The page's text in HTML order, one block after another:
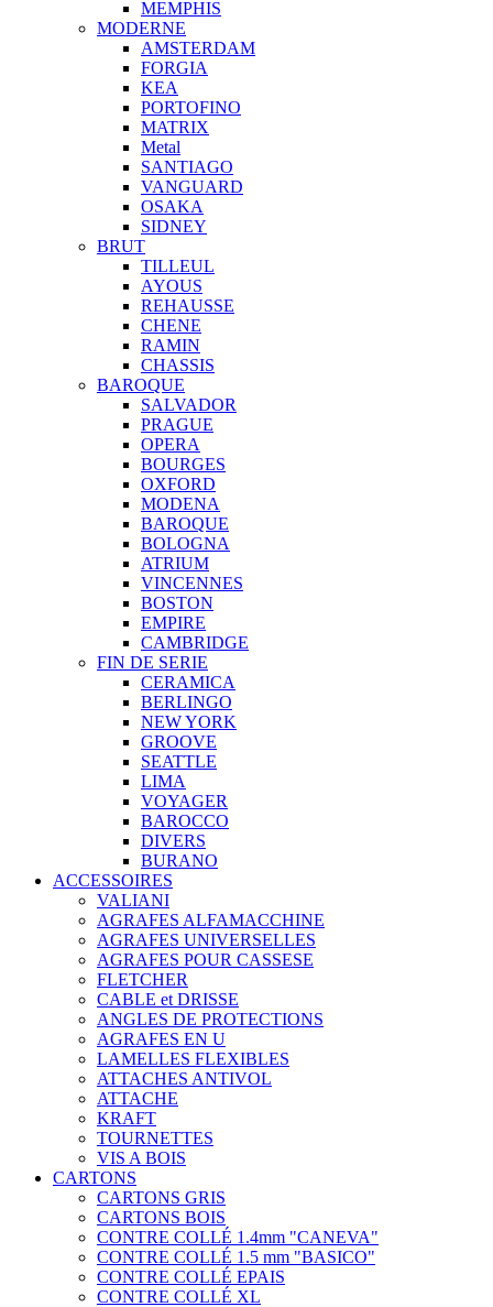
MEMPHIS
MODERNE
AMSTERDAM
FORGIA
KEA
PORTOFINO
MATRIX
Metal
SANTIAGO
VANGUARD
OSAKA
SIDNEY
BRUT
TILLEUL
AYOUS
REHAUSSE
CHENE
RAMIN
CHASSIS
BAROQUE
SALVADOR
PRAGUE
OPERA
BOURGES
OXFORD
MODENA
BAROQUE
BOLOGNA
ATRIUM
VINCENNES
BOSTON
EMPIRE
CAMBRIDGE
FIN DE SERIE
CERAMICA
BERLINGO
NEW YORK
GROOVE
SEATTLE
LIMA
VOYAGER
BAROCCO
DIVERS
BURANO
ACCESSOIRES
VALIANI
AGRAFES ALFAMACCHINE
AGRAFES UNIVERSELLES
AGRAFES POUR CASSESE
FLETCHER
CABLE et DRISSE
ANGLES DE PROTECTIONS
AGRAFES EN U
LAMELLES FLEXIBLES
ATTACHES ANTIVOL
ATTACHE
KRAFT
TOURNETTES
VIS A BOIS
CARTONS
CARTONS GRIS
CARTONS BOIS
CONTRE COLLÉ 1.4mm "CANEVA"
CONTRE COLLÉ 1.5 mm "BASICO"
CONTRE COLLÉ EPAIS
CONTRE COLLÉ XL